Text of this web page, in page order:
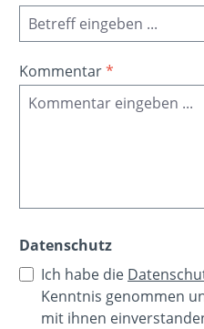
Kommentar*
Datenschutz
Ich habe die
Kenntnis genommen
mit ihnen